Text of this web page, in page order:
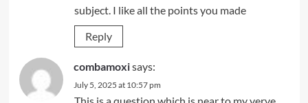
subject. I like all the points you made
Reply
combamoxisays:
July 5, 2025 at 10:57 pm